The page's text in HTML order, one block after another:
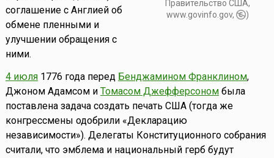
Правительство США,
www.govinfo.gov,
)
соглашение с Англией об
обмене пленными и
улучшении обращения с
ними.
4 июля1776 года перед Бенджамином Франклином,
Джоном Адамсом и Томасом Джефферсономбыла
поставлена задача создать печать США (тогда же
конгрессмены одобрили «Декларацию
независимости»). Делегаты Конституционного собрания
считали, что эмблема и национальный герб будут